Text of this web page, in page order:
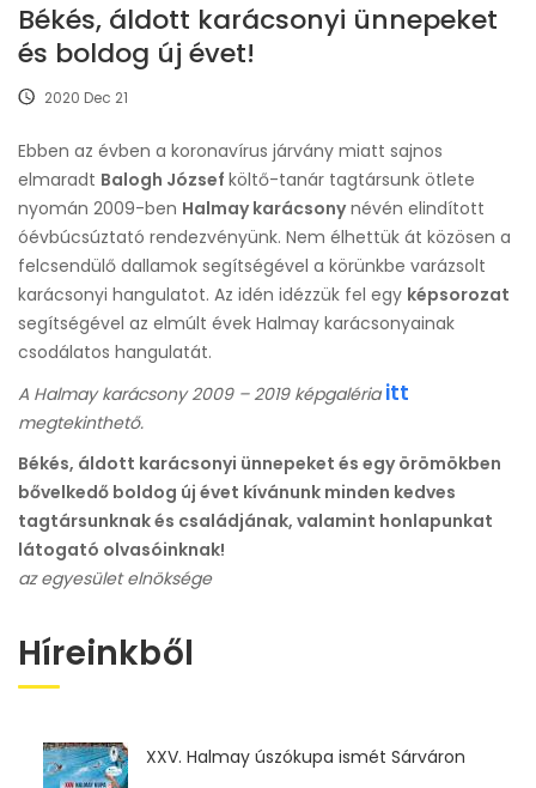
Békés, áldott karácsonyi ünnepeket
és boldog új évet!
2020 Dec 21
Ebben az évben a koronavírus járvány miatt sajnos
elmaradt Balogh József költő-tanár tagtársunk ötlete
nyomán 2009-ben Halmay karácsonynévén elindított
óévbúcsúztató rendezvényünk. Nem élhettük át közösen a
felcsendülő dallamok segítségével a körünkbe varázsolt
karácsonyi hangulatot. Az idén idézzük fel egy képsorozat
segítségével az elmúlt évek Halmay karácsonyainak
csodálatos hangulatát.
A Halmay karácsony 2009 – 2019 képgaléria itt
megtekinthető.
Békés, áldott karácsonyi ünnepeket és egy örömökben
bővelkedő boldog új évet kívánunk minden kedves
tagtársunknak és családjának, valamint honlapunkat
látogató olvasóinknak!
az egyesület elnöksége
Híreinkből
XXV. Halmay úszókupa ismét Sárváron